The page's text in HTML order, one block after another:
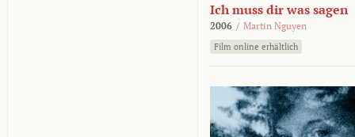
Ich muss dir was sagen
2006 / Martin Nguyen
Film online erhältlich